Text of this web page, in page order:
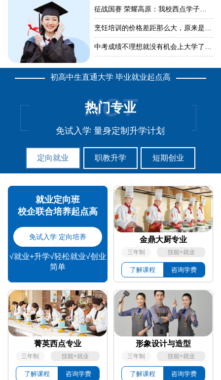
征战国赛 荣耀高原：我校西点学子征战第二届全国...
烹饪培训的价格差距那么大，原来是因为....
中考成绩不理想就没有机会上大学了吗？别让一次考...
初高中生直通大学 毕业就业起点高
HOT
热门专业
免试入学 量身定制升学计划
定向就业 职教升学 短期创业
就业定向班
校企联合培养起点高
免试入学 定向培养
√就业+升学√轻松就业√创业
简单
金鼎大厨专业
三年制 技能+就业
了解课程 咨询学费
菁英西点专业
三年制 技能+就业
了解课程 咨询学费
形象设计与造型
三年制 技能+就业
了解课程 咨询学费